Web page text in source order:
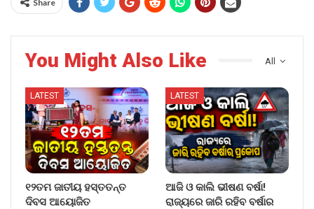
Share
All
You Might Also Like
LATEST
୧୨ତମ ଜାତୀୟ ହସ୍ତତନ୍ତ
ଦିବସ ଆୟୋଜିତ
LATEST
ଆଜି ଓ କାଲି ଭୀଷଣ ବର୍ଷା!
ରାଜ୍ୟରେ ଜାରି ରହିବ ବର୍ଷାର